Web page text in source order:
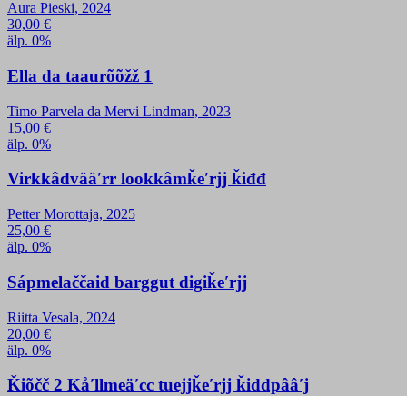
Aura Pieski, 2024
30,00 €
älp. 0%
Ella da taaurõõžž 1
Timo Parvela da Mervi Lindman, 2023
15,00 €
älp. 0%
Virkkâdvääʹrr lookkâmǩeʹrjj ǩiđđ
Petter Morottaja, 2025
25,00 €
älp. 0%
Sápmelaččaid barggut digiǩeʹrjj
Riitta Vesala, 2024
20,00 €
älp. 0%
Ǩiõčč 2 Kåʹllmeäʹcc tuejjǩeʹrjj ǩiđđpââʹj